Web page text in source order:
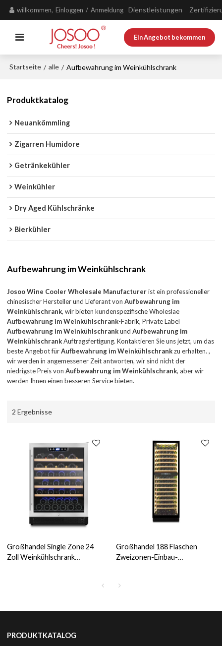
willkommen, Einloggen / Anmeldung Dienstleistungen
Ein Angebot bekommen
Startseite / alle / Aufbewahrung im Weinkühlschrank
Produktkatalog
Neuankömmling
Zigarren Humidore
Getränkekühler
Weinkühler
Dry Aged Kühlschränke
Bierkühler
Aufbewahrung im Weinkühlschrank
Josoo Wine Cooler Wholesale Manufacturerist ein professioneller
chinesischer Hersteller und Lieferant vonAufbewahrung im
Weinkühlschrank, wir bieten kundenspezifische Wholeslae
Aufbewahrung im Weinkühlschrank-Fabrik, Private Label
Aufbewahrung im WeinkühlschrankundAufbewahrung im
WeinkühlschrankAuftragsfertigung. Kontaktieren Sie uns jetzt, um das
beste Angebot fürAufbewahrung im Weinkühlschrankzu erhalten. ,
wir werden in angemessener Zeit antworten, wir sind nicht der
niedrigste Preis vonAufbewahrung im Weinkühlschrank, aber wir
werden Ihnen einen besseren Service bieten.
2 Ergebnisse
Großhandel Single Zone 24
Zoll Weinkühlschrank
Großhandel 188 Flaschen
Zweizonen-Einbau-
vollständiger schwarzer
PRODUKTKATALOG